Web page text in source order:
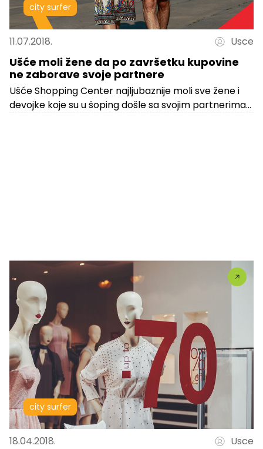
city surfer
11.07.2018. Usce
Ušće moli žene da po završetku kupovine
ne zaborave svoje partnere
Ušće Shopping Center najljubaznije moli sve žene i
devojke koje su u šoping došle sa svojim partnerima
city surfer
18.04.2018. Usce